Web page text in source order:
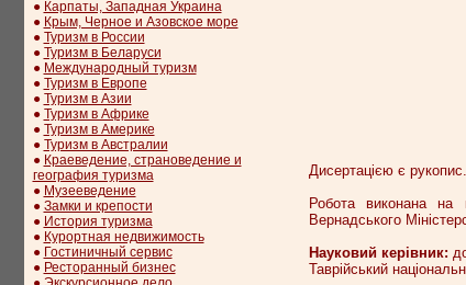
● Карпаты, Западная Украина
● Крым, Черное и Азовское море
● Туризм в России
● Туризм в Беларуси
● Международный туризм
● Туризм в Европе
● Туризм в Азии
● Туризм в Африке
● Туризм в Америке
● Туризм в Австралии
● Краеведение, страноведение и
география туризма
● Музееведение
● Замки и крепости
● История туризма
● Курортная недвижимость
● Гостиничный сервис
● Ресторанный бизнес
Дисертацією є рукопис.
Робота виконана на
Вернадського
Науковий керівник:
Таврійський